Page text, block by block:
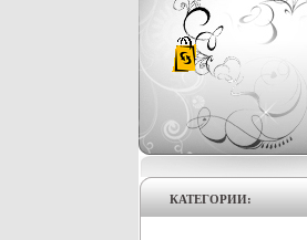
КАТЕГОРИИ: